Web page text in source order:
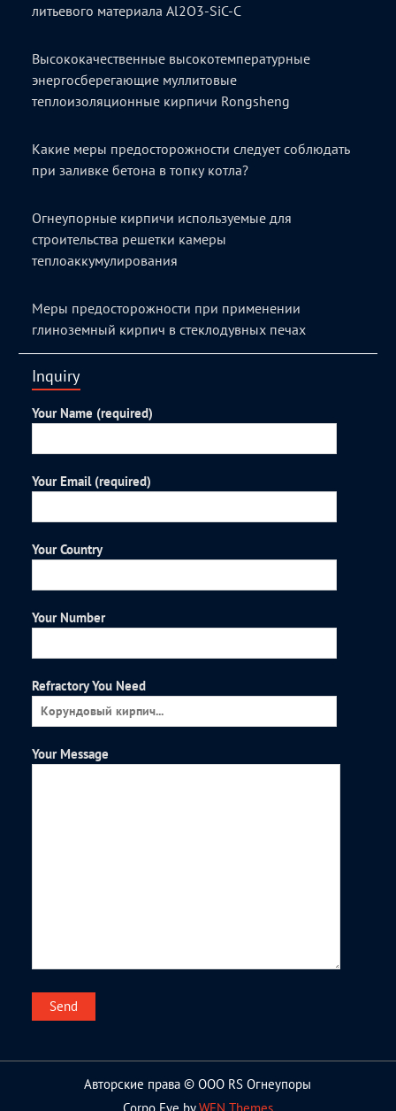
литьевого материала Al2O3-SiC-C
Высококачественные высокотемпературные
энергосберегающие муллитовые
теплоизоляционные кирпичи Rongsheng
Какие меры предосторожности следует соблюдать
при заливке бетона в топку котла?
Огнеупорные кирпичи используемые для
строительства решетки камеры
теплоаккумулирования
Меры предосторожности при применении
глиноземный кирпич в стеклодувных печах
Inquiry
Your Name (required)
Your Email (required)
Your Country
Your Number
Refractory You Need
Your Message
Авторские права © ООО RS Огнеупоры